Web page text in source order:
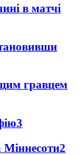
в матчі
гравцем
3
2